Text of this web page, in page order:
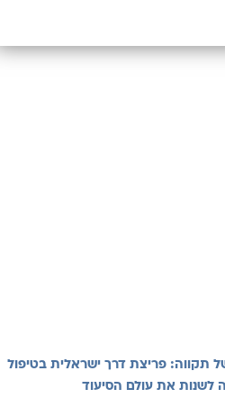
תקווה: פריצת דרך ישראלית בטיפול
לשנות את עולם הסיעוד